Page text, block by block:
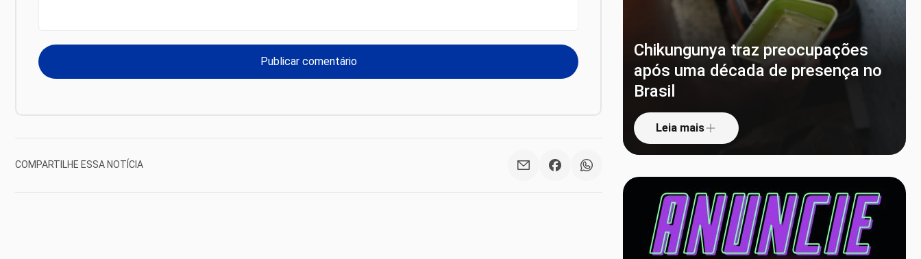
COMPARTILHE ESSA NOTÍCIA
Chikungunya traz preocupações
após uma década de presença no
Brasil
Leia mais